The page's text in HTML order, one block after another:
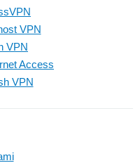
VPN
VPN
Access
VPN